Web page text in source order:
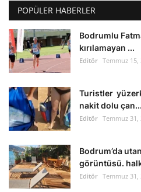
POPÜLER HABERLER
Bodrumlu
kırılamayan ...
Editör Temmuz 15,
Turistler
nakit dolu çan...
Editör Temmuz 31,
Bodrum’da
görüntüsü.
Editör Temmuz 31,